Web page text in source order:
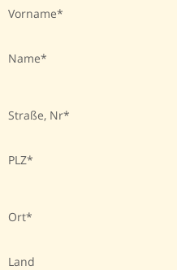
Vorname
Name
Straße, Nr
PLZ
Ort
Land